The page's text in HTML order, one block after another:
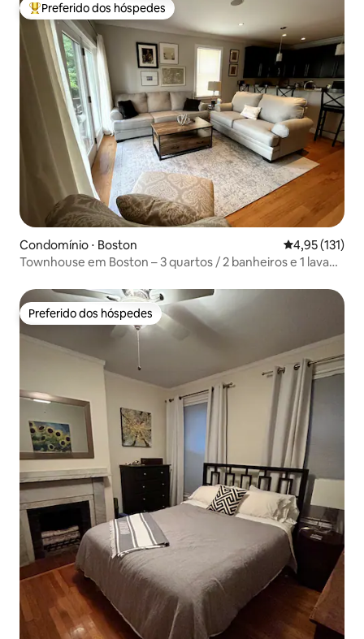
Entre os melhores preferidos dos hóspedes
Preferido dos hóspedes
Condomínio ⋅ Boston 4,95 de uma
4,95 (131)
Townhouse em Boston – 3 quartos / 2 banheiros e 1 lavabo
Preferido dos hóspedes
Preferido dos hóspedes